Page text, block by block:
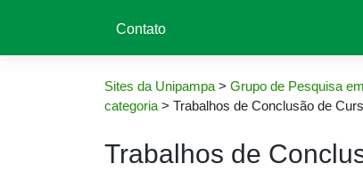
Contato
Sites da Unipampa > Grupo de Pesquisa
categoria > Trabalhos de Conclusão de
Trabalhos de